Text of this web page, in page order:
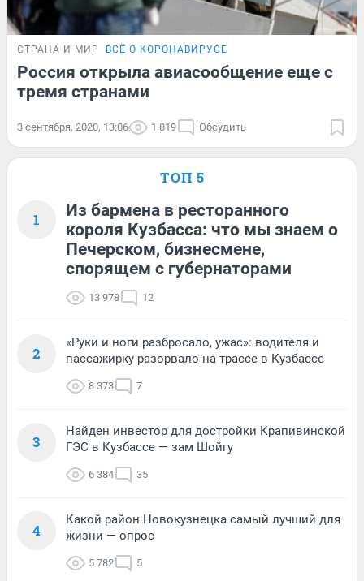
СТРАНА И МИР ВСЁ О КОРОНАВИРУСЕ
Россия открыла авиасообщение еще с
тремя странами
3 сентября, 2020, 13:06 1 819 Обсудить
ТОП 5
1
Из бармена в ресторанного
короля Кузбасса: что мы знаем о
Печерском, бизнесмене,
спорящем с губернаторами
13 978 12
2
«Руки и ноги разбросало, ужас»: водителя и
пассажирку разорвало на трассе в Кузбассе
8 373 7
3
Найден инвестор для достройки Крапивинской
ГЭС в Кузбассе — зам Шойгу
6 384 35
4
Какой район Новокузнецка самый лучший для
жизни — опрос
5 782 5